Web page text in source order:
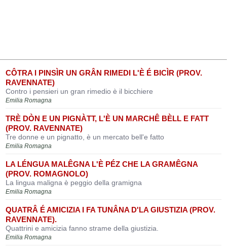
CÔTRA I PINSÌR UN GRÂN RIMEDI L'È É BICÌR (PROV.
RAVENNATE)
Contro i pensieri un gran rimedio è il bicchiere
Emilia Romagna
TRÈ DÒN E UN PIGNÀTT, L'È UN MARCHÊ BÈLL E FATT
(PROV. RAVENNATE)
Tre donne e un pignatto, è un mercato bell'e fatto
Emilia Romagna
LA LÉNGUA MALÊGNA L'È PÉZ CHE LA GRAMÊGNA
(PROV. ROMAGNOLO)
La lingua maligna è peggio della gramigna
Emilia Romagna
QUATRÂ É AMICIZIA I FA TUNÂNA D'LA GIUSTIZIA (PROV.
RAVENNATE).
Quattrini e amicizia fanno strame della giustizia.
Emilia Romagna